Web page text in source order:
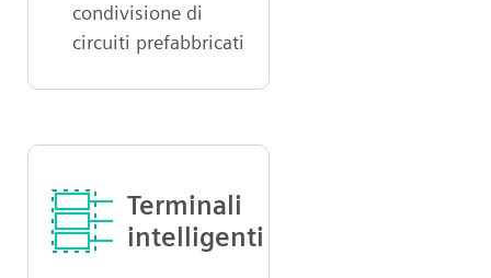
condivisione di
circuiti prefabbricati
Terminali
intelligenti